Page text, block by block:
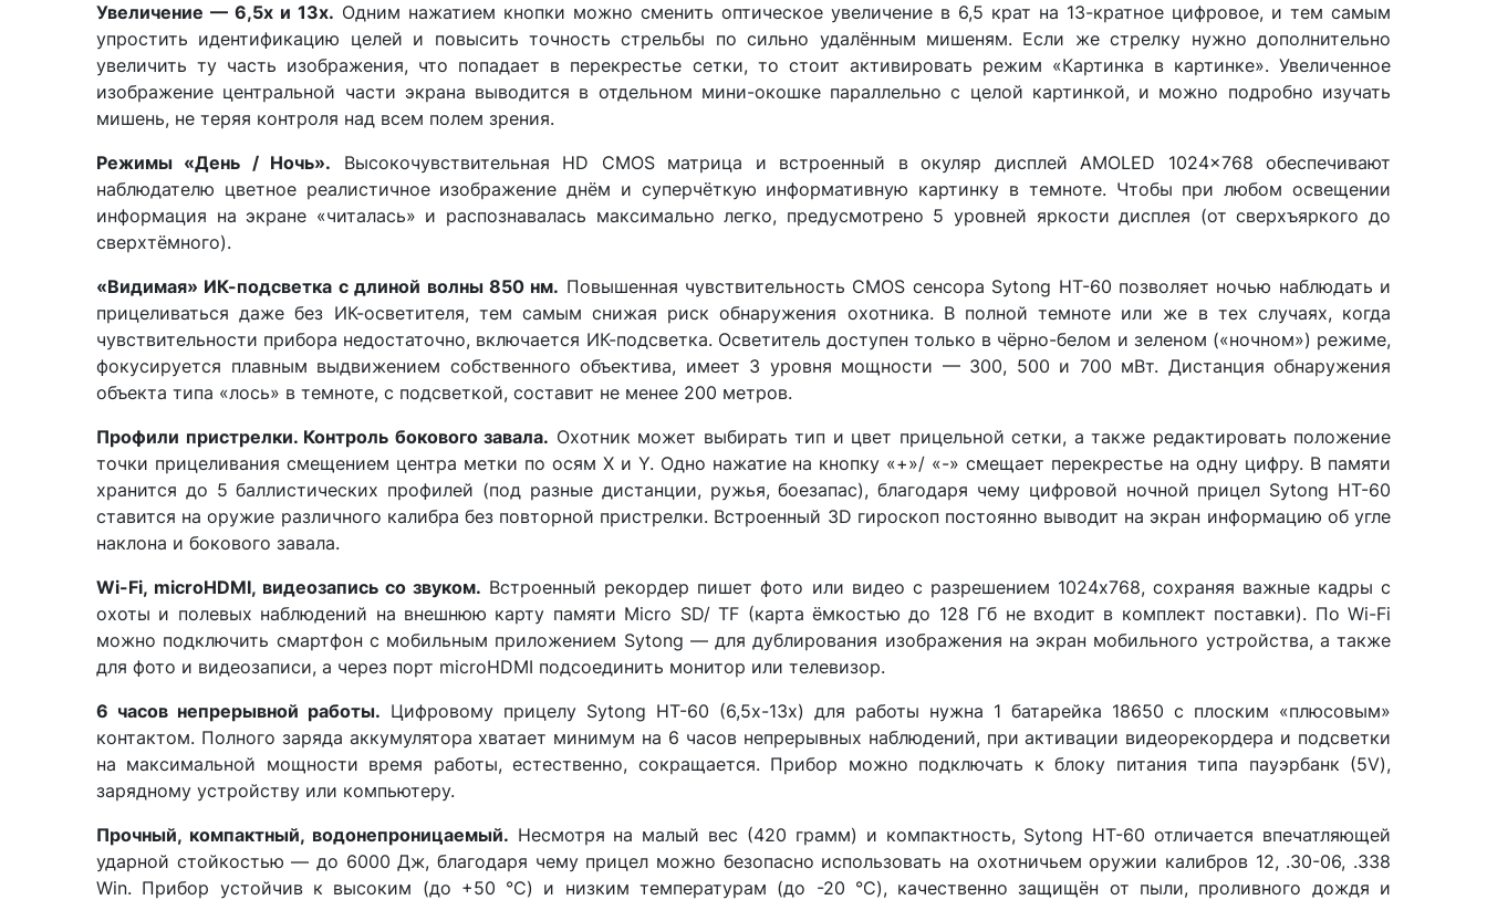
Увеличение — 6,5x и 13x. Одним нажатием кнопки можно сменить оптическое увеличение в 6,5 крат на 13-кратное цифровое, и тем самым
упростить идентификацию целей и повысить точность стрельбы по сильно удалённым мишеням. Если же стрелку нужно дополнительно
увеличить ту часть изображения, что попадает в перекрестье сетки, то стоит активировать режим «Картинка в картинке». Увеличенное
изображение центральной части экрана выводится в отдельном мини-окошке параллельно с целой картинкой, и можно подробно изучать
мишень, не теряя контроля над всем полем зрения.
Режимы «День / Ночь». Высокочувствительная HD CMOS матрица и встроенный в окуляр дисплей AMOLED 1024x768 обеспечивают
наблюдателю цветное реалистичное изображение днём и суперчёткую информативную картинку в темноте. Чтобы при любом освещении
информация на экране «читалась» и распознавалась максимально легко, предусмотрено 5 уровней яркости дисплея (от сверхъяркого до
сверхтёмного).
«Видимая» ИК-подсветка с длиной волны 850 нм. Повышенная чувствительность CMOS сенсора Sytong HT-60 позволяет ночью наблюдать и
прицеливаться даже без ИК-осветителя, тем самым снижая риск обнаружения охотника. В полной темноте или же в тех случаях, когда
чувствительности прибора недостаточно, включается ИК-подсветка. Осветитель доступен только в чёрно-белом и зеленом («ночном») режиме,
фокусируется плавным выдвижением собственного объектива, имеет 3 уровня мощности — 300, 500 и 700 мВт. Дистанция обнаружения
объекта типа «лось» в темноте, с подсветкой, составит не менее 200 метров.
Профили пристрелки. Контроль бокового завала. Охотник может выбирать тип и цвет прицельной сетки, а также редактировать положение
точки прицеливания смещением центра метки по осям X и Y. Одно нажатие на кнопку «+»/ «-» смещает перекрестье на одну цифру. В памяти
хранится до 5 баллистических профилей (под разные дистанции, ружья, боезапас), благодаря чему цифровой ночной прицел Sytong HT-60
ставится на оружие различного калибра без повторной пристрелки. Встроенный 3D гироскоп постоянно выводит на экран информацию об угле
наклона и бокового завала.
Wi-Fi, microHDMI, видеозапись со звуком. Встроенный рекордер пишет фото или видео с разрешением 1024x768, сохраняя важные кадры с
охоты и полевых наблюдений на внешнюю карту памяти Micro SD/ TF (карта ёмкостью до 128 Гб не входит в комплект поставки). По Wi-Fi
можно подключить смартфон с мобильным приложением Sytong — для дублирования изображения на экран мобильного устройства, а также
для фото и видеозаписи, а через порт microHDMI подсоединить монитор или телевизор.
6 часов непрерывной работы. Цифровому прицелу Sytong HT-60 (6,5x-13x) для работы нужна 1 батарейка 18650 с плоским «плюсовым»
контактом. Полного заряда аккумулятора хватает минимум на 6 часов непрерывных наблюдений, при активации видеорекордера и подсветки
на максимальной мощности время работы, естественно, сокращается. Прибор можно подключать к блоку питания типа пауэрбанк (5V),
зарядному устройству или компьютеру.
Прочный, компактный, водонепроницаемый. Несмотря на малый вес (420 грамм) и компактность, Sytong HT-60 отличается впечатляющей
ударной стойкостью — до 6000 Дж, благодаря чему прицел можно безопасно использовать на охотничьем оружии калибров 12, .30-06, .338
Win. Прибор устойчив к высоким (до +50 °C) и низким температурам (до -20 °C), качественно защищён от пыли, проливного дождя и